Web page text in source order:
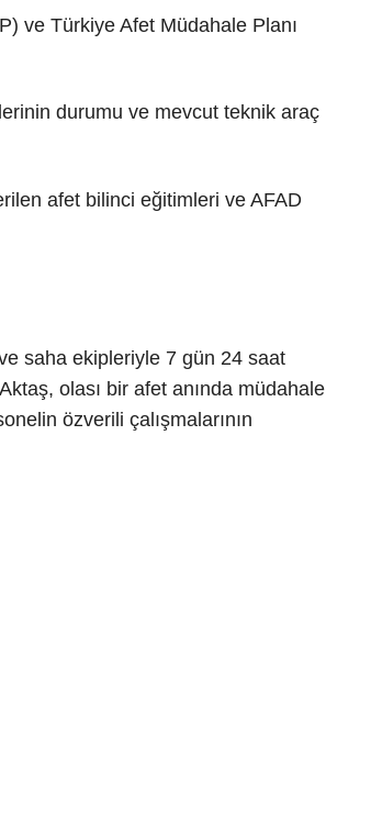
ve Türkiye Afet Müdahale Planı
durumu ve mevcut teknik araç
afet bilinci eğitimleri ve AFAD
saha ekipleriyle 7 gün 24 saat
olası bir afet anında müdahale
özverili çalışmalarının